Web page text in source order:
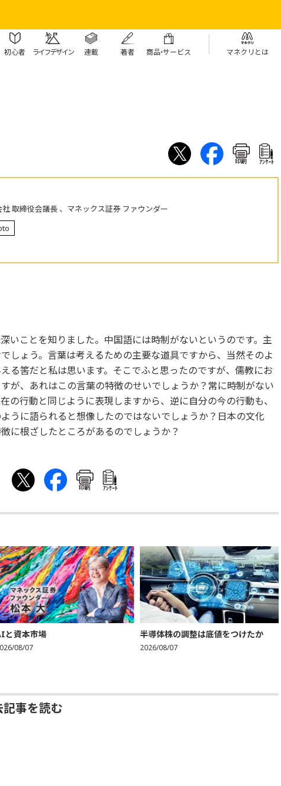
初心者 ライフデザイン 連載 著者 商品・サービス マネクリとは
印刷 ｱﾝｹｰﾄ
取締役会議長 、マネックス証券 ファウンダー
いことを知りました。中国語には時制がないというのです。主
しょう。言葉は考えるための主要な道具ですから、当然そのよ
る筈だと私は思います。そこでふと思ったのですが、儒教にお
が、あれはこの言葉の特徴のせいでしょうか？常に時制がない
の行動と同じように表現しますから、逆に自分の今の行動も、
うに語られると想像したのではないでしょうか？日本の文化
に根ざしたところがあるのでしょうか？
印刷 ｱﾝｹｰﾄ
と資本市場
08/07
半導体株の調整は底値をつけたか
2026/08/07
記事を読む